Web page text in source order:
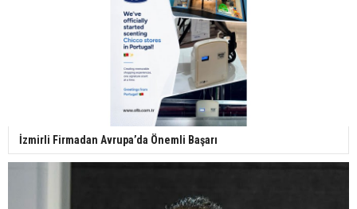
İzmirli Firmadan Avrupa’da Önemli Başarı